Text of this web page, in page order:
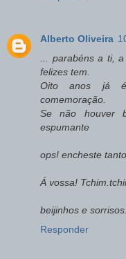
Alberto Oliveira
... parabéns a ti,
felizes tem.
Oito anos já
comemoração.
Se não houver
espumante
ops! encheste
Á vossa!
beijinhos e sorrisos.
Responder